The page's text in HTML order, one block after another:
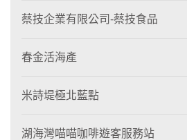
蔡技企業有限公司-蔡技食品
春金活海產
米詩堤極北藍點
湖海灣喵喵咖啡遊客服務站